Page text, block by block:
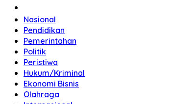
Nasional
Pendidikan
Pemerintahan
Politik
Peristiwa
Hukum/Kriminal
Ekonomi Bisnis
Olahraga